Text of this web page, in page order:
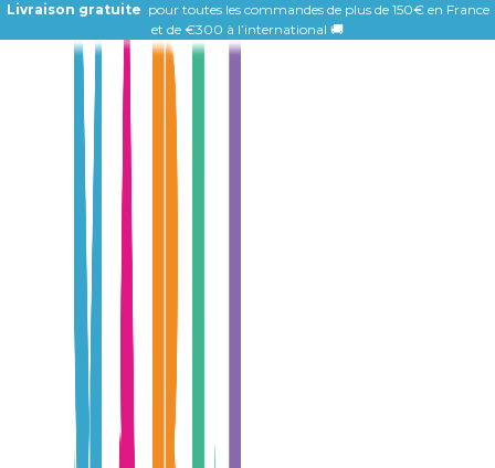
Livraison gratuite pour toutes les commandes de plus de 150€ en France
et de €300 à l’international 🚚